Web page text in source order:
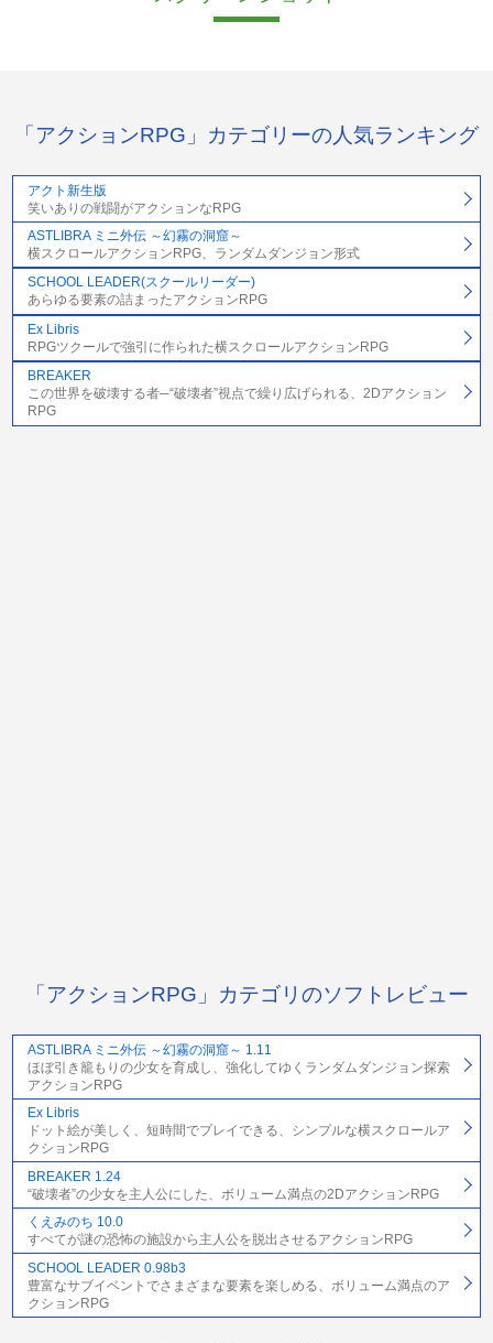
「アクションRPG」カテゴリーの人気ランキング
アクト新生版
笑いありの戦闘がアクションなRPG
ASTLIBRA ミニ外伝 ～幻霧の洞窟～
横スクロールアクションRPG、ランダムダンジョン形式
SCHOOL LEADER(スクールリーダー)
あらゆる要素の詰まったアクションRPG
Ex Libris
RPGツクールで強引に作られた横スクロールアクションRPG
BREAKER
この世界を破壊する者─“破壊者”視点で繰り広げられる、2Dアクション
RPG
「アクションRPG」カテゴリのソフトレビュー
ASTLIBRA ミニ外伝 ～幻霧の洞窟～ 1.11
ほぼ引き籠もりの少女を育成し、強化してゆくランダムダンジョン探索
アクションRPG
Ex Libris
ドット絵が美しく、短時間でプレイできる、シンプルな横スクロールア
クションRPG
BREAKER 1.24
“破壊者”の少女を主人公にした、ボリューム満点の2DアクションRPG
くえみのち 10.0
すべてが謎の恐怖の施設から主人公を脱出させるアクションRPG
SCHOOL LEADER 0.98b3
豊富なサブイベントでさまざまな要素を楽しめる、ボリューム満点のア
クションRPG